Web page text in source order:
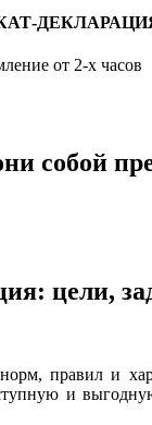
от 2-х часов
собой
цели,
правил и
и